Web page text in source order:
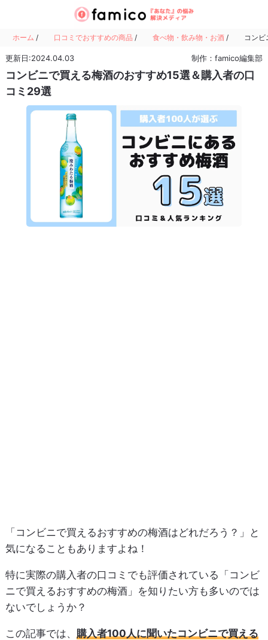
ホーム / 口コミでおすすめの商品 / 食べ物・飲み物・お酒 / コンビ
更新日:2024.04.03 制作：famico編集部
コンビニで買える梅酒のおすすめ15選＆購入者の口
コミ29選
「コンビニで買えるおすすめの梅酒はどれだろう？」と
気になることもありますよね！
特に実際の購入者の口コミでも評価されている「コンビ
ニで買えるおすすめの梅酒」を知りたい方も多いのでは
ないでしょうか？
この記事では、 購入者100人に聞いたコンビニで買える